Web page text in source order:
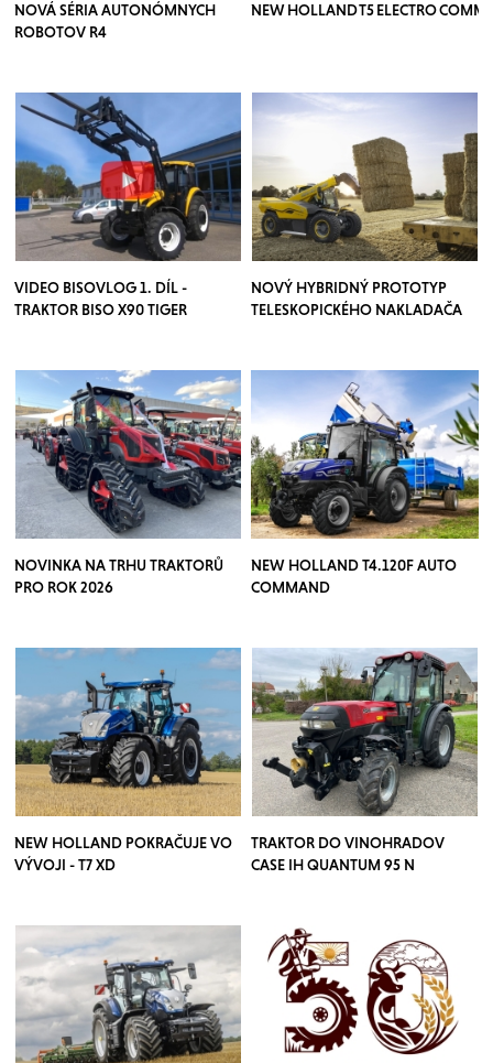
NOVÁ SÉRIA AUTONÓMNYCH
ROBOTOV R4
NEW HOLLAND T5 ELECTRO
VIDEO BISOVLOG 1. DÍL -
TRAKTOR BISO X90 TIGER
NOVÝ HYBRIDNÝ PROTOTYP
TELESKOPICKÉHO NAKLADAČA
NOVINKA NA TRHU TRAKTORŮ
PRO ROK 2026
NEW HOLLAND T4.120F AUTO
COMMAND
NEW HOLLAND POKRAČUJE VO
VÝVOJI - T7 XD
TRAKTOR DO VINOHRADOV
CASE IH QUANTUM 95 N